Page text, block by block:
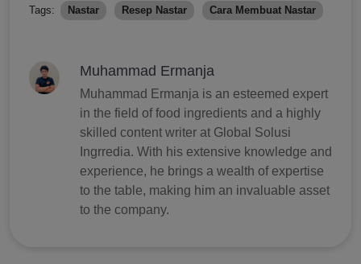
Tags: Nastar Resep Nastar Cara Membuat Nastar
Muhammad Ermanja
Muhammad Ermanja is an esteemed expert
in the field of food ingredients and a highly
skilled content writer at Global Solusi
Ingrredia. With his extensive knowledge and
experience, he brings a wealth of expertise
to the table, making him an invaluable asset
to the company.